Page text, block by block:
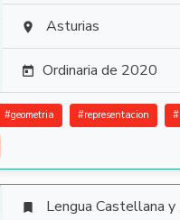
 Asturias
 Ordinaria de 2020
#geometria #representacion #
 Lengua Castellana